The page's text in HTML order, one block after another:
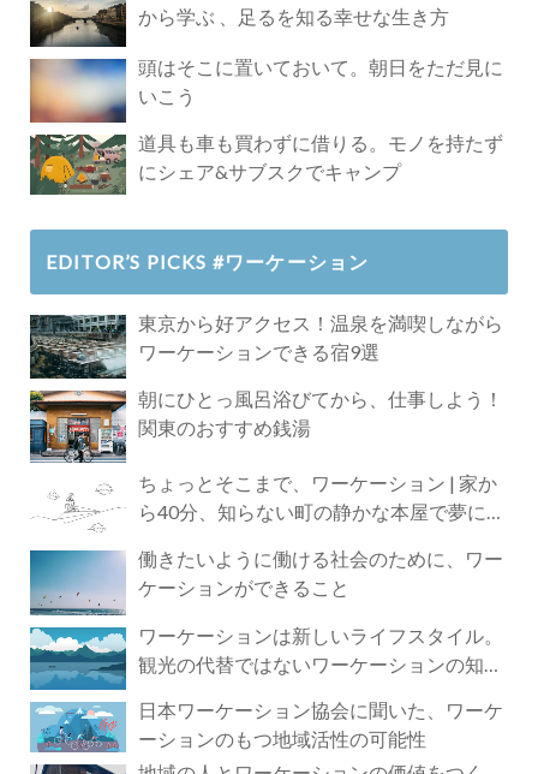
から学ぶ 、足るを知る幸せな生き方
頭はそこに置いておいて。朝日をただ見に
いこう
道具も車も買わずに借りる。モノを持たず
にシェア&サブスクでキャンプ
EDITOR’S PICKS #ワーケーション
東京から好アクセス！温泉を満喫しながら
ワーケーションできる宿9選
朝にひとっ風呂浴びてから、仕事しよう！
関東のおすすめ銭湯
ちょっとそこまで、ワーケーション | 家か
ら40分、知らない町の静かな本屋で夢に近
働きたいように働ける社会のために、ワー
ケーションができること
ワーケーションは新しいライフスタイル。
観光の代替ではないワーケーションの知ら
日本ワーケーション協会に聞いた、ワーケ
ーションのもつ地域活性の可能性